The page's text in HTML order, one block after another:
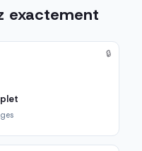
exactement
🔒